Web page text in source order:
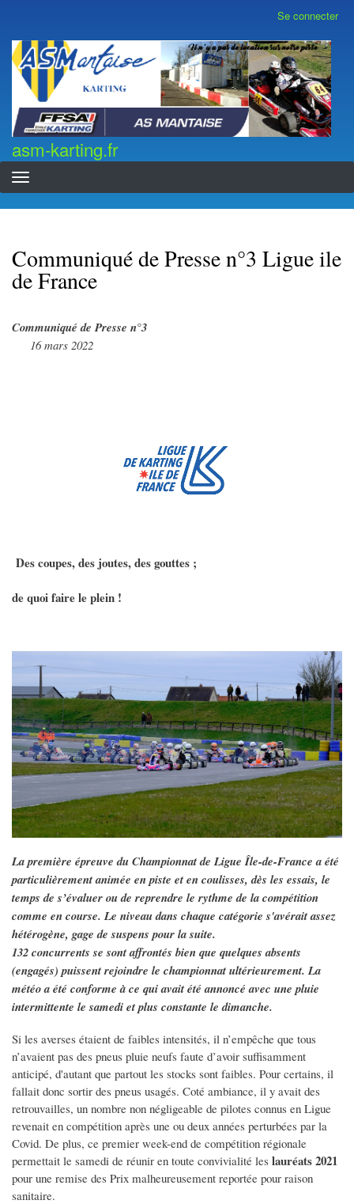
contenu
principal
compte
de
l'utilisateur
Se connecter
asm-karting.fr
asm-karting.fr
Communiqué de Presse n°3 Ligue ile
de France
Communiqué de Presse n°3
16 mars 2022
Des coupes, des joutes, des gouttes ;
de quoi faire le plein !
La première épreuve du Championnat de Ligue Île-de-France a été
particulièrement animée en piste et en coulisses, dès les essais, le
temps de s’évaluer ou de reprendre le rythme de la compétition
comme en course. Le niveau dans chaque catégorie s'avérait assez
hétérogène, gage de suspens pour la suite.
132 concurrents se sont affrontés bien que quelques absents
(engagés) puissent rejoindre le championnat ultérieurement. La
météo a été conforme à ce qui avait été annoncé avec une pluie
intermittente le samedi et plus constante le dimanche.
Si les averses étaient de faibles intensités, il n’empêche que tous
n’avaient pas des pneus pluie neufs faute d’avoir suffisamment
anticipé, d'autant que partout les stocks sont faibles. Pour certains, il
fallait donc sortir des pneus usagés. Coté ambiance, il y avait des
retrouvailles, un nombre non négligeable de pilotes connus en Ligue
revenait en compétition après une ou deux années perturbées par la
Covid. De plus, ce premier week-end de compétition régionale
permettait le samedi de réunir en toute convivialité les lauréats 2021
pour une remise des Prix malheureusement reportée pour raison
sanitaire.